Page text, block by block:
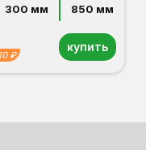
300 мм
850 мм
₽
купить